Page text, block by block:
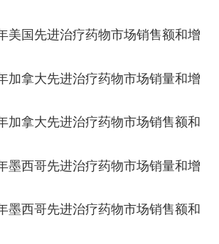
美国先进治疗药物市场销售额和增
加拿大先进治疗药物市场销量和增
加拿大先进治疗药物市场销售额和
墨西哥先进治疗药物市场销量和增
墨西哥先进治疗药物市场销售额和